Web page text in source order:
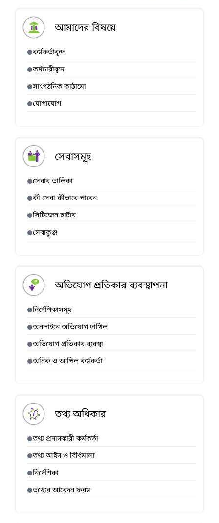
আমাদের বিষয়ে
কর্মকর্তাবৃন্দ
কর্মচারীবৃন্দ
সাংগঠনিক কাঠামো
যোগাযোগ
সেবাসমূহ
সেবার তালিকা
কী সেবা কীভাবে পাবেন
সিটিজেন চার্টার
সেবাকুঞ্জ
অভিযোগ প্রতিকার ব্যবস্থাপনা
নির্দেশিকাসমূহ
অনলাইনে অভিযোগ দাখিল
অভিযোগ প্রতিকার ব্যবস্থা
অনিক ও আপিল কর্মকর্তা
তথ্য অধিকার
তথ্য প্রদানকারী কর্মকর্তা
তথ্য আইন ও বিধিমালা
নির্দেশিকা
তথ্যের আবেদন ফরম